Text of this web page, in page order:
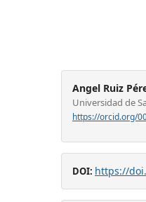
Angel Ruiz
Universidad de
https://orcid.org/
DOI: https://